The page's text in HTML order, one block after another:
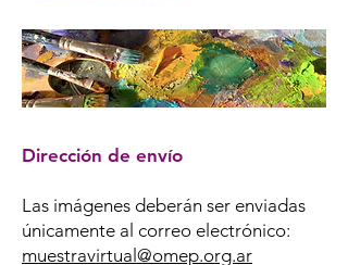
Dirección de envío
Las imágenes deberán ser enviadas
únicamente al correo electrónico:
muestravirtual@omep.org.ar